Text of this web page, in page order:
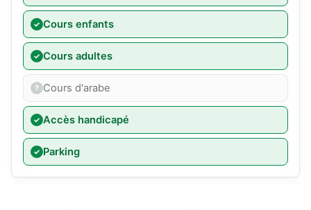
Cours enfants
Cours adultes
Cours d'arabe
Accès handicapé
Parking